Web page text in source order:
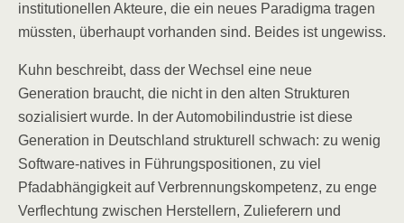
institutionellen Akteure, die ein neues Paradigma tragen
müssten, überhaupt vorhanden sind. Beides ist ungewiss.
Kuhn beschreibt, dass der Wechsel eine neue
Generation braucht, die nicht in den alten Strukturen
sozialisiert wurde. In der Automobilindustrie ist diese
Generation in Deutschland strukturell schwach: zu wenig
Software-natives in Führungspositionen, zu viel
Pfadabhängigkeit auf Verbrennungskompetenz, zu enge
Verflechtung zwischen Herstellern, Zulieferern und